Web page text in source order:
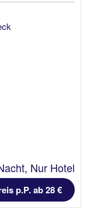
Nur Hotel
p.P. ab 28 €